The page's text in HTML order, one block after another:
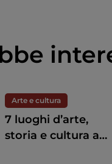
Arte e cultura
7 luoghi d’arte,
storia e cultura a